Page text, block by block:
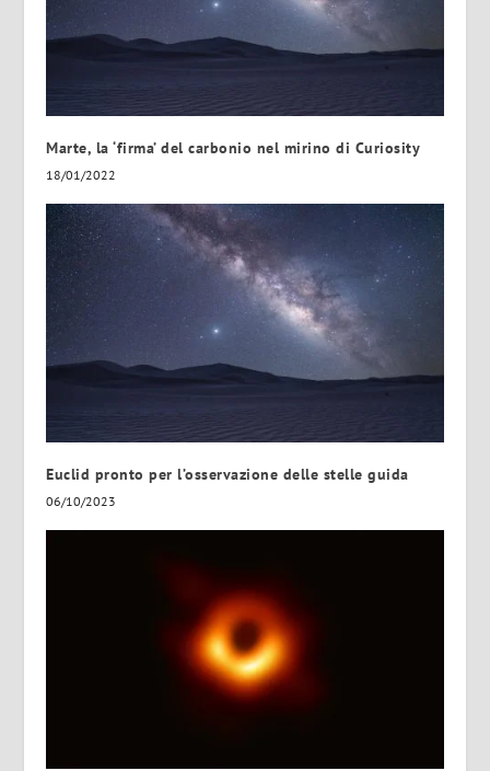
Marte, la ‘firma’ del carbonio nel mirino di Curiosity
18/01/2022
Euclid pronto per l’osservazione delle stelle guida
06/10/2023